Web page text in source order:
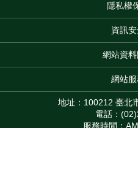
隱私權
資訊
網站資
網站
地址：100212 臺北
電話：
服務時間：